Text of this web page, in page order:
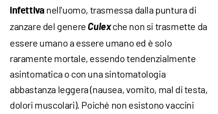
infettiva nell'uomo, trasmessa dalla puntura di
zanzare del genere Culexche non si trasmette da
essere umano a essere umano ed è solo
raramente mortale, essendo tendenzialmente
asintomatica o con una sintomatologia
abbastanza leggera (nausea, vomito, mal di testa,
dolori muscolari). Poiché non esistono vaccini